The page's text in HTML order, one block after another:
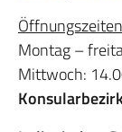
Öffnungszeiten
Montag –
Mittwoch: